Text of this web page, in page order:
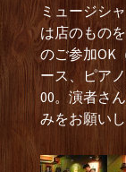
ミュージシ
は店のもの
のご参加OK
ース、ピア
00。演者さ
みをお願いし